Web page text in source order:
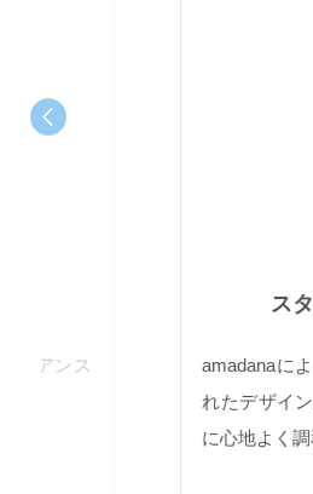
スタンダード
amadanaによるデザイ
れたデザインが、さまざ
に心地よく調和します。